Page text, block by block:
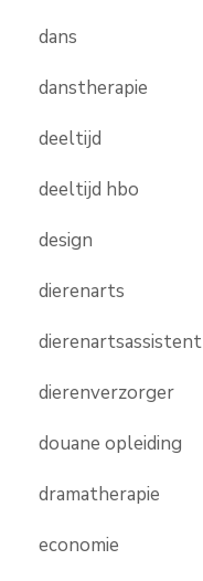
dans
danstherapie
deeltijd
deeltijd hbo
design
dierenarts
dierenartsassistent
dierenverzorger
douane opleiding
dramatherapie
economie